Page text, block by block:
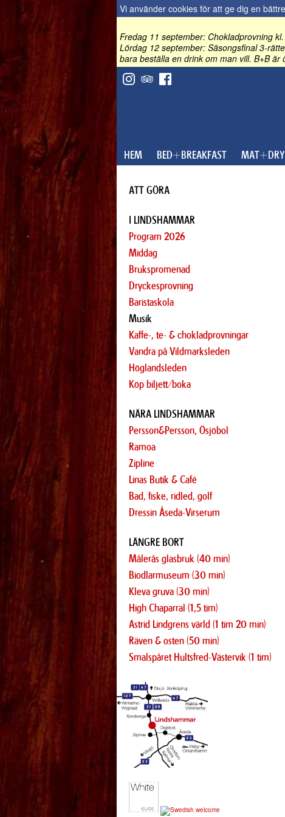
Vi använder cookies för att ge dig en
Fredag 11 september: Chokladprovning
Lördag 12 september: Säsongsfinal 3-
bara beställa en drink om man vill. B+B är
HEM BED+BREAKFAST
ATT GÖRA
I LINDSHAMMAR
Program 2026
Middag
Brukspromenad
Dryckesprovning
Baristaskola
Musik
Kaffe-, te- & chokladprovningar
Vandra på Vildmarksleden
Höglandsleden
Köp biljett/boka
NÄRA LINDSHAMMAR
Persson&Persson, Ösjöbol
Ramoa
Zipline
Linas Butik & Café
Bad, fiske, ridled, golf
Dressin Åseda-Virserum
LÄNGRE BORT
Målerås glasbruk (40 min)
Biodlarmuseum (30 min)
Kleva gruva (30 min)
High Chaparral (1,5 tim)
Astrid Lindgrens värld (1 tim 20 min)
Räven & osten (50 min)
Smalspåret Hultsfred-Västervik (1 tim)